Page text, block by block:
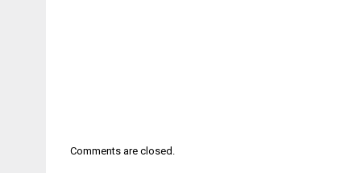
Comments are closed.